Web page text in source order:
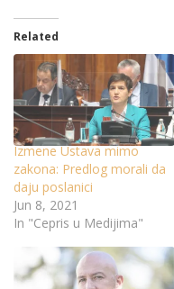
Related
Izmene Ustava mimo
zakona: Predlog morali da
daju poslanici
Jun 8, 2021
In "Cepris u Medijima"